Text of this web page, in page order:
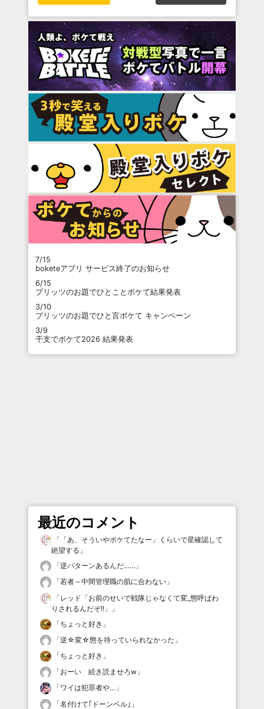
7/15
boketeアプリ サービス終了のお知らせ
6/15
プリッツのお題でひとことボケて結果発表
3/10
プリッツのお題でひと言ボケて キャンペーン
3/9
干支でボケて2026 結果発表
最近のコメント
「 「あ、そういやボケてたなー」くらいで星確認して
絶望する 」
「逆パターンあるんだ…… 」
「若者～中間管理職の肌に合わない 」
「レッド「お前のせいで戦隊じゃなくて変_態呼ばわ
りされるんだぞ!!」
」
「ちょっと好き 」
「逆☆変☆態を待っていられなかった 」
「ちょっと好き 」
「おーい 続き読ませろw 」
「ワイは犯罪者や… 」
「名付けて｢ドーンベル｣ 」